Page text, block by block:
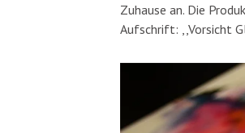
Zuhause an. Die
Aufschrift: ,,Vorsicht